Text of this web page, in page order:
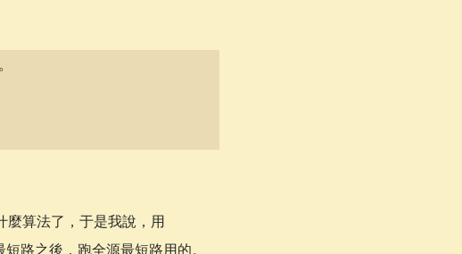
算法了，于是我說，用
路之後，跑全源最短路用的。